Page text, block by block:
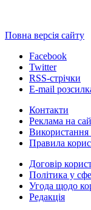
Повна версія сайту
Facebook
Twitter
RSS-стрічки
E-mail
Контакти
Реклама на
Використання
Правила
Договір
Політика у
Угода щодо
Редакція